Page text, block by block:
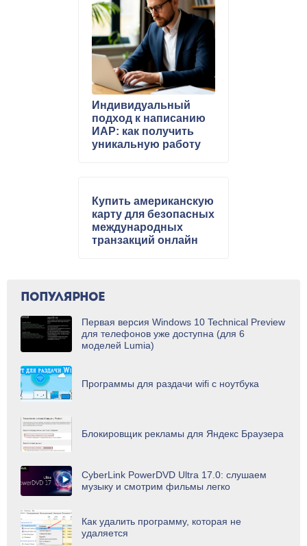
Индивидуальный
подход к написанию
ИАР: как получить
уникальную работу
Купить американскую
карту для безопасных
международных
транзакций онлайн
ПОПУЛЯРНОЕ
Первая версия Windows 10 Technical Preview
для телефонов уже доступна (для 6
моделей Lumia)
Программы для раздачи wifi с ноутбука
Блокировщик рекламы для Яндекс Браузера
CyberLink PowerDVD Ultra 17.0: слушаем
музыку и смотрим фильмы легко
Как удалить программу, которая не
удаляется